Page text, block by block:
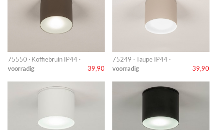
75550 · Koffiebruin IP44 ·
voorradig
39,90
75249 · Taupe IP44 ·
voorradig
39,90